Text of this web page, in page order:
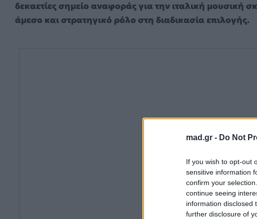
mad.gr - Do Not
If you wish to opt-out
sensitive information
confirm your
continue seeing
information disclosed
further disclosure of
δεκαετίες σημείο αναφοράς για την ιταλική μουσική
άμεσο και στρατηγικό ρόλο στη διαδικασία επιλογής.